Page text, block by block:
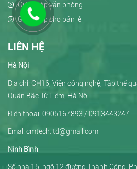
Giải pháp văn phòng
Giải pháp cho bán lẻ
LIÊN HỆ
Hà Nội
Địa chỉ: CH16, Viện công nghệ, Tập thể
Quận Bắc Từ Liêm, Hà Nội.
Điện thoại: 0905167893 / 0913443247
Emal: cmtech.ltd@gmail.com
Ninh Bình
Số nhà 15, ngõ 12 đường Thành Công,